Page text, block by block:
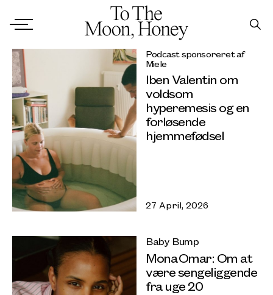
Podcast sponsoreret af
Miele
Iben Valentin om
voldsom
hyperemesis og en
forløsende
hjemmefødsel
27 April, 2026
Baby Bump
Mona Omar: Om at
være sengeliggende
fra uge 20